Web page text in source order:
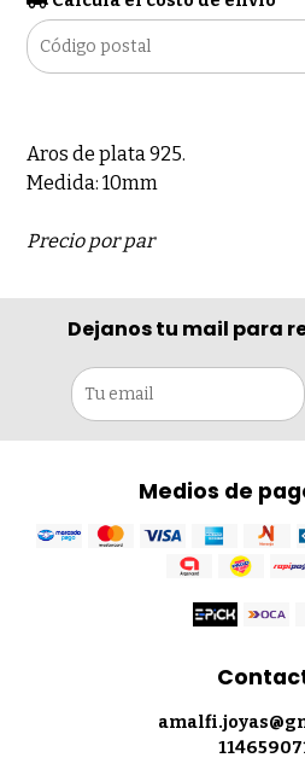
Aros de plata 925.
Medida: 10mm
Precio por par
Dejanos tu mail para
Medios de